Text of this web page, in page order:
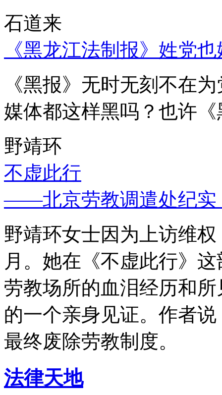
石道来
《黑龙江法制报》姓党
《黑报》无时无刻不在
媒体都这样黑吗？也许
野靖环
不虚此行
——北京劳教调遣处纪实
野靖环女士因为上访维
月。她在《不虚此行》
劳教场所的血泪经历和
的一个亲身见证。作者
最终废除劳教制度。
法律天地